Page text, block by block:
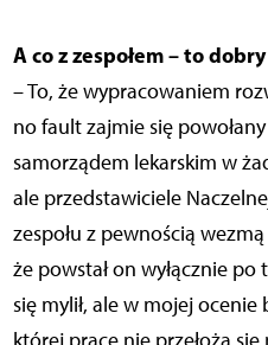
A co z zespołem – to dobry
– To, że wypracowaniem
no fault zajmie się
samorządem lekarskim w
ale przedstawiciele
zespołu z pewnością
że powstał on wyłącznie
się mylił, ale w mojej